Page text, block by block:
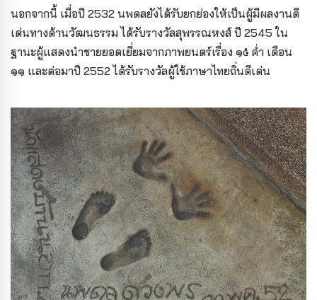
นอกจากนี้ เมื่อปี 2532 นพดลยังได้รับยกย่องให้เป็นผู้มีผลงานดี
เด่นทางด้านวัฒนธรรม ได้รับรางวัลสุพรรณหงส์ ปี 2545 ใน
ฐานะผู้แสดงนำชายยอดเยี่ยมจากภาพยนตร์เรื่อง ๑๕ ค่ำ เดือน
๑๑ และต่อมาปี 2552 ได้รับรางวัลผู้ใช้ภาษาไทยถิ่นดีเด่น